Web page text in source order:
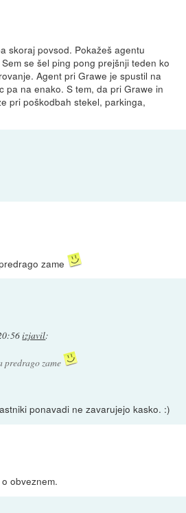
skoraj povsod. Pokažeš agentu
se šel ping pong prejšnji teden ko
Agent pri Grawe je spustil na
pa na enako. S tem, da pri Grawe in
pri poškodbah stekel, parkinga,
zame
izjavil:
predrago zame
ponavadi ne zavarujejo kasko. :)
obveznem.